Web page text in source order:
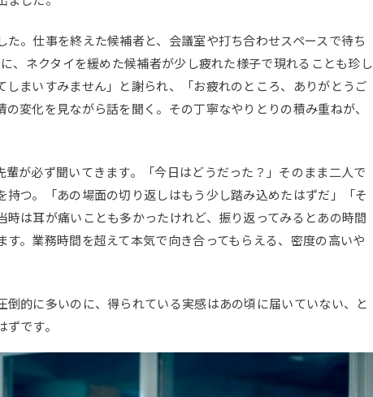
。仕事を終えた候補者と、会議室や打ち合わせスペースで待ち
、ネクタイを緩めた候補者が少し疲れた様子で現れることも珍し
しまいすみません」と謝られ、「お疲れのところ、ありがとうご
変化を見ながら話を聞く。その丁寧なやりとりの積み重ねが、
が必ず聞いてきます。「今日はどうだった？」そのまま二人で
つ。「あの場面の切り返しはもう少し踏み込めたはずだ」「そ
時は耳が痛いことも多かったけれど、振り返ってみるとあの時間
す。業務時間を超えて本気で向き合ってもらえる、密度の高いや
倒的に多いのに、得られている実感はあの頃に届いていない、と
です。